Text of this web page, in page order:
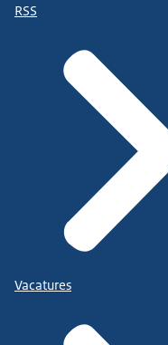
RSS
Vacatures